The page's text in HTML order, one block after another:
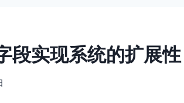
段实现系统的扩展性